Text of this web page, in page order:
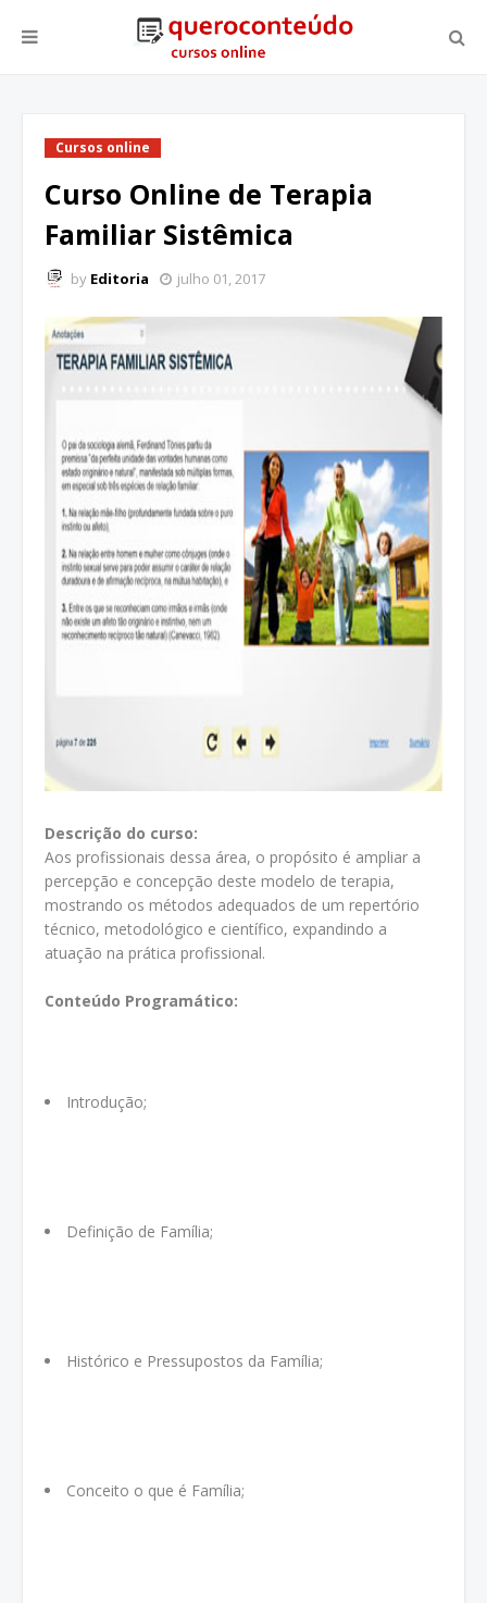
Cursos online
Curso Online de Terapia
Familiar Sistêmica
by Editoria julho 01, 2017
Descrição do curso:
Aos profissionais dessa área, o propósito é ampliar a
percepção e concepção deste modelo de terapia,
mostrando os métodos adequados de um repertório
técnico, metodológico e científico, expandindo a
atuação na prática profissional.
Conteúdo Programático:
Introdução;
Definição de Família;
Histórico e Pressupostos da Família;
Conceito o que é Família;